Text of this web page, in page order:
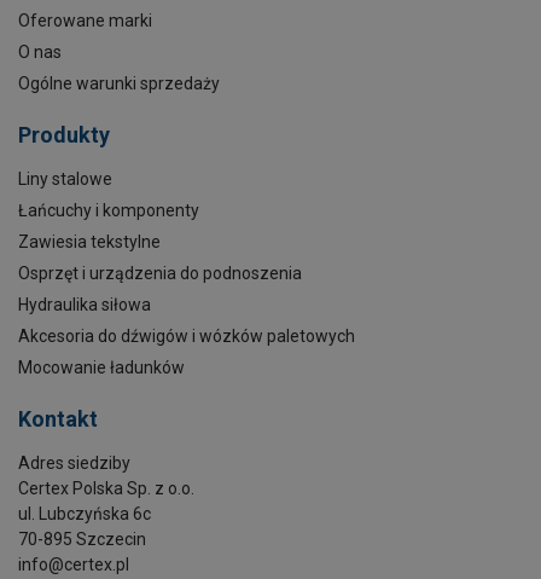
Oferowane marki
O nas
Ogólne warunki sprzedaży
Produkty
Liny stalowe
Łańcuchy i komponenty
Zawiesia tekstylne
Osprzęt i urządzenia do podnoszenia
Hydraulika siłowa
Akcesoria do dźwigów i wózków paletowych
Mocowanie ładunków
Kontakt
Adres siedziby
Certex Polska Sp. z o.o.
ul. Lubczyńska 6c
70-895 Szczecin
info@certex.pl